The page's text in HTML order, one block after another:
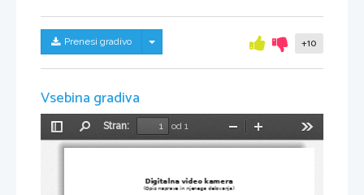
Prenesi gradivo Skrij/prikaži meni +10
Vsebina gradiva
Preklopi
stransko
Stran:
od 1
Pomanjšaj
Digitalna video kamera
(Opis naprave in njenega delovanja)